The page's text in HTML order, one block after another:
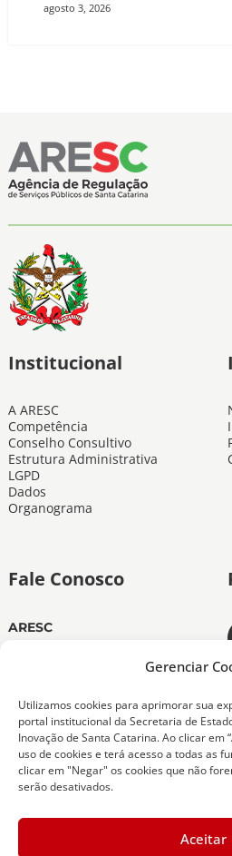
Gerenciar
Utilizamos cookies para aprimorar sua
portal institucional da Secretaria de
Inovação de Santa Catarina. Ao clicar em
uso de cookies e terá acesso a todas as
clicar em "Negar" os cookies que não
serão desativados.
Aceitar
agosto 3, 2026
Institucional
A ARESC
Competência
Conselho Consultivo
Estrutura Administrativa
LGPD
Dados
Organograma
Fale Conosco
ARESC
ARESC Ouvidoria
Dias úteis das 7h às 19h
0800-6432611
(48) 9 9151-0276
Copyright 2026 Todos os Direitos Reservados
ARESC - Agência de Regulação de Serviços